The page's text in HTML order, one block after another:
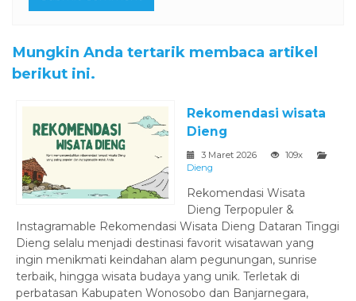
Mungkin Anda tertarik membaca artikel
berikut ini.
Rekomendasi wisata
Dieng
3 Maret 2026
109x
Dieng
‎Rekomendasi Wisata
Dieng Terpopuler &
Instagramable Rekomendasi Wisata Dieng Dataran Tinggi
Dieng selalu menjadi destinasi favorit wisatawan yang
ingin menikmati keindahan alam pegunungan, sunrise
terbaik, hingga wisata budaya yang unik. Terletak di
perbatasan Kabupaten Wonosobo dan Banjarnegara,